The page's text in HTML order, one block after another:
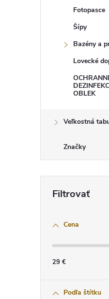
Fotopasce
Šípy
Bazény a
Lovecké
OBLEK
Veľkostná
Značky
Cena
29 €
Podľa štítku